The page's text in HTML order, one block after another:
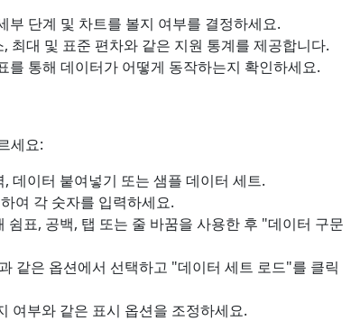
부 단계 및 차트를 볼지 여부를 결정하세요.
최대 및 표준 편차와 같은 지원 통계를 제공합니다.
를 통해 데이터가 어떻게 동작하는지 확인하세요.
세요:
데이터 붙여넣기 또는 샘플 데이터 세트.
여 각 숫자를 입력하세요.
표, 공백, 탭 또는 줄 바꿈을 사용한 후 "데이터 구문
같은 옵션에서 선택하고 "데이터 세트 로드"를 클릭
여부와 같은 표시 옵션을 조정하세요.